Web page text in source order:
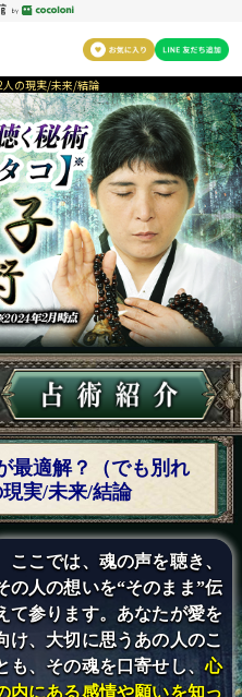
人の現実/未来/結論
最適解？（でも別れ
実/未来/結論
ここでは、魂の声を聴き、
の人の想いを“そのまま”伝
て参ります。あなたが愛を
け、大切に思うあの人のこ
も、その魂を口寄せし、心
内にある感情や願いを知っ